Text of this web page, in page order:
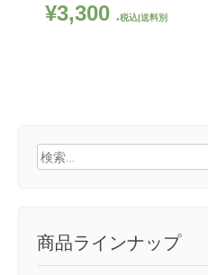
¥3,300 税込|送料別
検
索:
商品ラインナップ